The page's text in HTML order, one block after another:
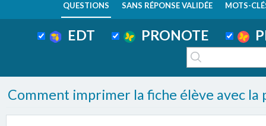
QUESTIONS SANS RÉPONSE VALIDÉE MOTS-
EDT PRONOTE
Comment imprimer la fiche élève avec la